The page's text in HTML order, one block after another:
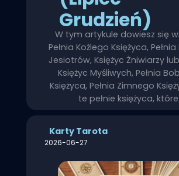
Grudzień)
W tym artykule dowiesz się
Pełnia Koźlego Księżyca,
Jesiotrów, Księżyc Żniwiarzy
Księżyc Myśliwych, Pełnia
Księżyca, Pełnia Zimnego
te pełnie księżyca,
Karty Tarota
2026-06-27